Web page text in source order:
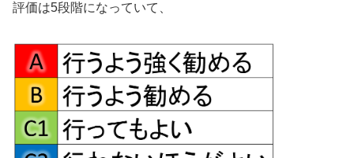
評価は5段階になっていて、